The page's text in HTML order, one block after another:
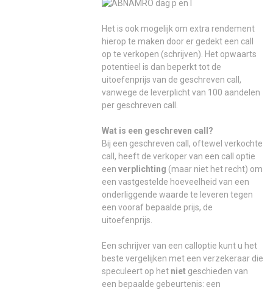
Het is ook mogelijk om extra rendement
hierop te maken door er gedekt een call
op te verkopen (schrijven). Het opwaarts
potentieel is dan beperkt tot de
uitoefenprijs van de geschreven call,
vanwege de leverplicht van 100 aandelen
per geschreven call.
Wat is een geschreven call?
Bij een geschreven call, oftewel verkochte
call, heeft de verkoper van een call optie
een verplichting (maar niet het recht) om
een vastgestelde hoeveelheid van een
onderliggende waarde te leveren tegen
een vooraf bepaalde prijs, de
uitoefenprijs.
Een schrijver van een calloptie kunt u het
beste vergelijken met een verzekeraar die
speculeert op het nietgeschieden van
een bepaalde gebeurtenis: een